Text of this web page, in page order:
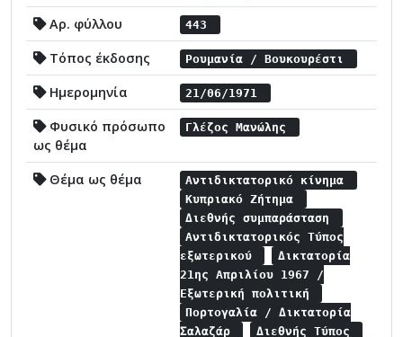
Αρ. φύλλου 443
Τόπος έκδοσης Ρουμανία / Βουκουρέστι
Ημερομηνία 21/06/1971
Φυσικό πρόσωπο
ως θέμα
Γλέζος Μανώλης
Θέμα ως θέμα
Αντιδικτατορικό κίνημα
Κυπριακό Ζήτημα
Διεθνής συμπαράσταση
Αντιδικτατορικός Τύπος
εξωτερικού
Δικτατορία
21ης Απριλίου 1967 /
Εξωτερική πολιτική
Πορτογαλία / Δικτατορία
Σαλαζάρ
Διεθνής Τύπος